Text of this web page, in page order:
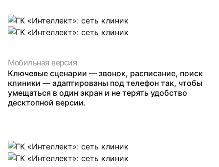
Мобильная версия
Ключевые сценарии — звонок, расписание, поиск
клиники — адаптированы под телефон так, чтобы
умещаться в один экран и не терять удобство
десктопной версии.